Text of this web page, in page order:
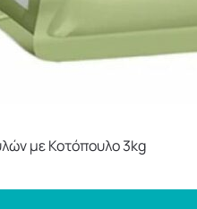
με Κοτόπουλο 3kg